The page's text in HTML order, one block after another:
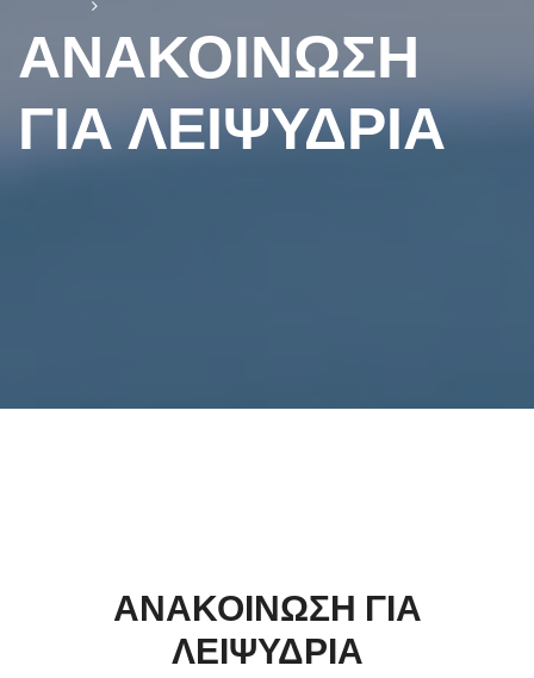
ΑΝΑΚΟΙΝΩΣΗ
ΓΙΑ ΛΕΙΨΥΔΡΙΑ
ΑΝΑΚΟΙΝΩΣΗ ΓΙΑ
ΛΕΙΨΥΔΡΙΑ